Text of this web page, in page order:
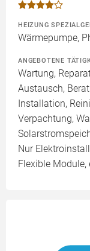
HEIZUNG
Wärmepumpe,
ANGEBOTENE
Wartung,
Austausch,
Installation,
Verpachtung,
Nur
Flexible Module,